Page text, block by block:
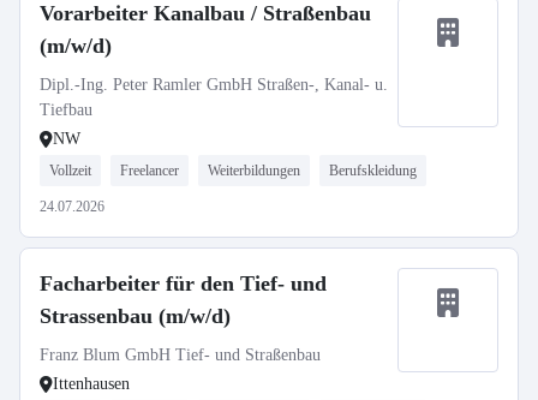
Vorarbeiter Kanalbau / Straßenbau
(m/w/d)
Dipl.-Ing. Peter Ramler GmbH Straßen-, Kanal- u.
Tiefbau
NW
Vollzeit Freelancer Weiterbildungen Berufskleidung
24.07.2026
Facharbeiter für den Tief- und
Strassenbau (m/w/d)
Franz Blum GmbH Tief- und Straßenbau
Ittenhausen